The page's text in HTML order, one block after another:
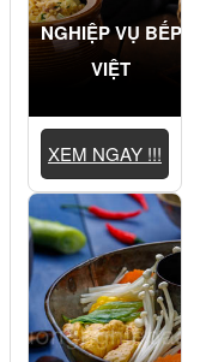
NGHIỆP VỤ BẾP
VIỆT
XEM NGAY !!!